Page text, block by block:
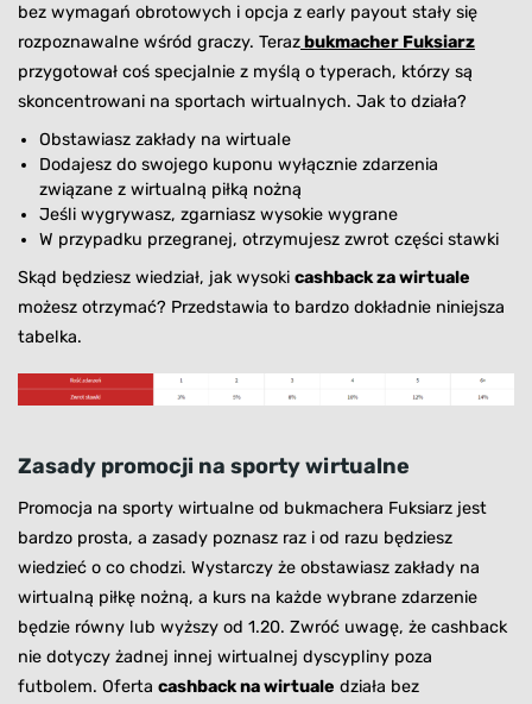
bez wymagań obrotowych i opcja z early payout stały się
rozpoznawalne wśród graczy. Terazbukmacher Fuksiarz
przygotował coś specjalnie z myślą o typerach, którzy są
skoncentrowani na sportach wirtualnych. Jak to działa?
Obstawiasz zakłady na wirtuale
Dodajesz do swojego kuponu wyłącznie zdarzenia
związane z wirtualną piłką nożną
Jeśli wygrywasz, zgarniasz wysokie wygrane
W przypadku przegranej, otrzymujesz zwrot części stawki
Skąd będziesz wiedział, jak wysoki cashback za wirtuale
możesz otrzymać? Przedstawia to bardzo dokładnie niniejsza
tabelka.
Zasady promocji na sporty wirtualne
Promocja na sporty wirtualne od bukmachera Fuksiarz jest
bardzo prosta, a zasady poznasz raz i od razu będziesz
wiedzieć o co chodzi. Wystarczy że obstawiasz zakłady na
wirtualną piłkę nożną, a kurs na każde wybrane zdarzenie
będzie równy lub wyższy od 1.20. Zwróć uwagę, że cashback
nie dotyczy żadnej innej wirtualnej dyscypliny poza
futbolem. Oferta cashback na wirtuale działa bez